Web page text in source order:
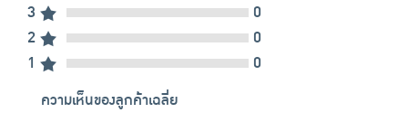
3
0
2
0
1
0
ความเห็นของลูกค้าเฉลี่ย